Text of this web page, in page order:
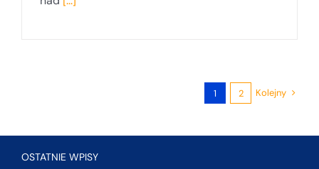
1 2 Kolejny
OSTATNIE WPISY